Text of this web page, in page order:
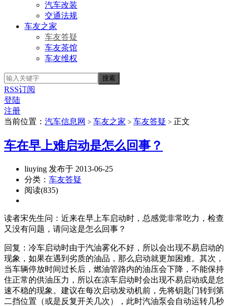
汽车改装
交通法规
车友之家
车友答疑
车友茶馆
车友维权
RSS订阅
登陆
注册
当前位置： 汽车信息网 > 车友之家 > 车友答疑 > 正文
车在早上难启动是怎么回事？
liuying 发布于 2013-06-25
分类： 车友答疑
阅读(835)
读者宋先生问：近来在早上车启动时，总感觉非常吃力，检查
又没有问题，请问这是怎么回事？
回复：冷车启动时由于汽油雾化不好，所以会出现不易启动的
现象，如果在遇到劣质的油品，那么启动就更加困难。其次，
当车辆停放时间过长后，燃油管路内的油压会下降，不能保持
住正常的供油压力，所以在凉车启动时会出现不易启动或是怠
速不稳的现象。建议在每次启动发动机前，先将钥匙门转到第
二挡位置（或是反复开关几次），此时汽油泵会自动运转几秒